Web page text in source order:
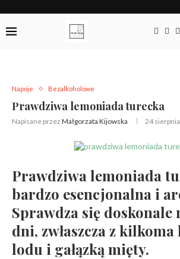
Napoje Bezalkoholowe
Prawdziwa lemoniada turecka
Napisane przez Małgorzata Kijowska 24
Prawdziwa lemoniada
bardzo esencjonalna i
Sprawdza się doskonale
dni, zwłaszcza z
lodu i gałązką mięty.